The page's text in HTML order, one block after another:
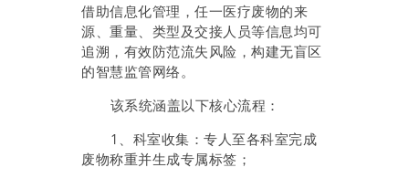
借助信息化管理，任一医疗废物的来
源、重量、类型及交接人员等信息均可
追溯，有效防范流失风险，构建无盲区
的智慧监管网络。
该系统涵盖以下核心流程：
1、科室收集：专人至各科室完成
废物称重并生成专属标签；